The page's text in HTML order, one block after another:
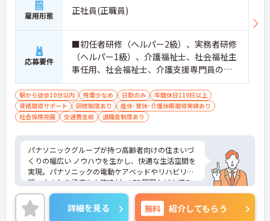
雇用形態 正社員(正職員)
応募要件
■初任者研修（ヘルパー2級）、実務者研修
（ヘルパー1級）、介護福祉士、社会福祉主
事任用、社会福祉士、介護支援専門員のい
ずれか ※普通自動車免許（ＡＴ限定可）必
須
駅から徒歩10分以内 残業少なめ 日勤のみ
年間休日110日以上
資格取得サポート
研修制度あり
産休･育休･介護休暇取得実績あり
社会保険完備
交通費支給 退職金制度あり
パナソニックグループが持つ高齢者向けの住まいづ
くりの幅広い ノウハウを生かし、快適な生活空間を
実現。パナソニックの電動ケアベッドやリハビリ機
器、水まわり設備や内装建材、LED照明などを導入
しており、ご利用者様はもちろん職員も働きやすい
環境です。ご興味のある方は是非お気軽にお問い合
わせください。
詳細を見る 無料 紹介してもらう